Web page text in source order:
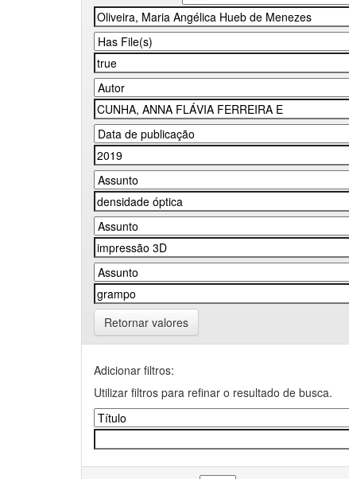
Retornar valores
Adicionar filtros:
Utilizar filtros para refinar o resultado de busca.